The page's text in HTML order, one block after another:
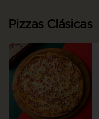
Pizzas Clásicas